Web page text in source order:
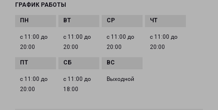
ГРАФИК РАБОТЫ
с 11:00 до
20:00
с 11:00 до
20:00
с 11:00 до
20:00
с 11:00 до
20:00
с 11:00 до
20:00
с 11:00 до
18:00
Выходной